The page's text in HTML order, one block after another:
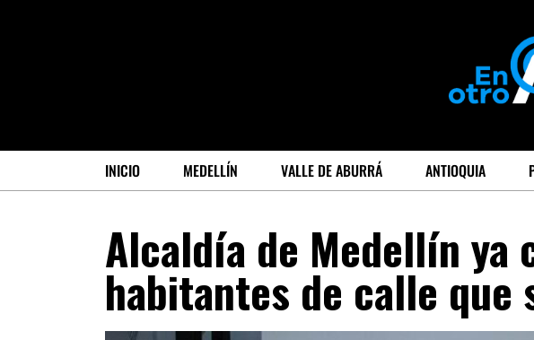
INICIO MEDELLÍN VALLE DE ABURRÁ ANTIOQUIA
Alcaldía de Medellín ya
habitantes de calle que